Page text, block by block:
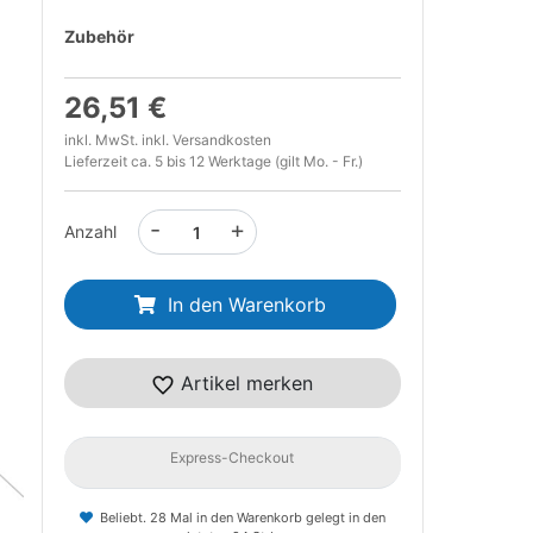
Zubehör
26,51 €
inkl. MwSt. inkl. Versandkosten
Lieferzeit ca. 5 bis 12 Werktage (gilt Mo. - Fr.)
Anzahl +
-
In den Warenkorb
Artikel merken
Express-Checkout
Beliebt. 28 Mal in den Warenkorb gelegt in den